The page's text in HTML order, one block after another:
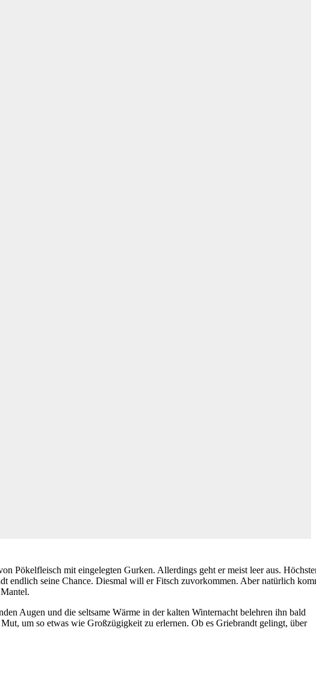
Pökelfleisch mit eingelegten Gurken. Allerdings geht er meist leer aus.
endlich seine Chance. Diesmal will er Fitsch zuvorkommen. Aber natürlich
Augen und die seltsame Wärme in der kalten Winternacht belehren ihn bald
um so etwas wie Großzügigkeit zu erlernen. Ob es Griebrandt gelingt, über